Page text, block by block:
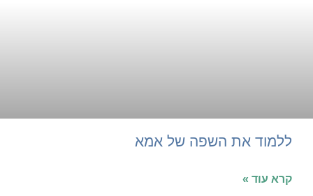
ללמוד את השפה של אמא
קרא עוד »